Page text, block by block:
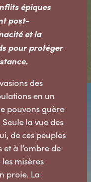
épiques
post-
et la
pour protéger
des
en un
pouvons guère
la vue des
de ces peuples
et à l’ombre de
misères
proie. La